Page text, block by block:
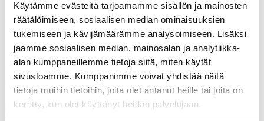
Käytämme evästeitä tarjoamamme sisällön ja mainosten
räätälöimiseen, sosiaalisen median ominaisuuksien
tukemiseen ja kävijämäärämme analysoimiseen. Lisäksi
jaamme sosiaalisen median, mainosalan ja analytiikka-
alan kumppaneillemme tietoja siitä, miten käytät
sivustoamme. Kumppanimme voivat yhdistää näitä
tietoja muihin tietoihin, joita olet antanut heille tai joita on
kerätty, kun olet käyttänyt heidän palvelujaan.
Yliopistollisen eläinsairaalan Saaren
eläinklinikkapalvelut
Yliopistollisen eläinsairaalan Saaren eläinklinikka tarjoaa
monipuolisia eläinlääkäripalveluita lemmikkien
terveydenhoitoon. Palvelut kattavat yleiseläinlääkinnän
perustutkimuksista erikoisempiin toimenpiteisiin. Tarkista